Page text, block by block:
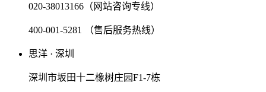
020-38013166（网站咨询专线）
400-001-5281 （售后服务热线）
思洋 · 深圳
深圳市坂田十二橡树庄园F1-7栋